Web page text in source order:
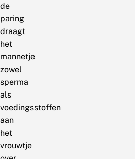
de
paring
draagt
het
mannetje
zowel
sperma
als
voedingsstoffen
aan
het
vrouwtje